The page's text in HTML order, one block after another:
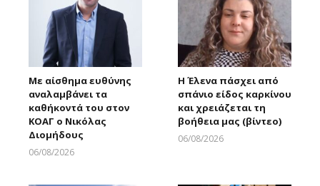
Με αίσθημα ευθύνης
αναλαμβάνει τα
καθήκοντά του στον
ΚΟΑΓ ο Νικόλας
Διομήδους
06/08/2026
Η Έλενα πάσχει από
σπάνιο είδος καρκίνου
και χρειάζεται τη
βοήθεια μας (βίντεο)
06/08/2026